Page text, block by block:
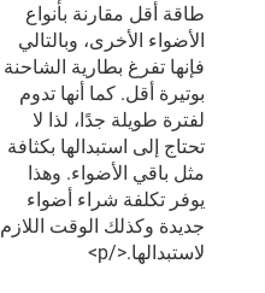
طاقة أقل مقارنة بأنواع
الأضواء الأخرى، وبالتالي
فإنها تفرغ بطارية الشاحنة
بوتيرة أقل. كما أنها تدوم
لفترة طويلة جدًا، لذا لا
تحتاج إلى استبدالها بكثافة
مثل باقي الأضواء. وهذا
يوفر تكلفة شراء أضواء
جديدة وكذلك الوقت اللازم
لاستبدالها.</p>